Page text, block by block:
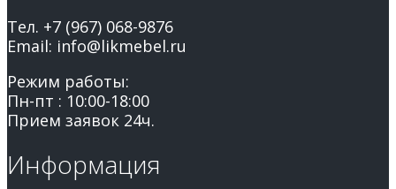
Тел. +7 (967) 068-9876
Email: info@likmebel.ru
Режим работы:
Пн-пт : 10:00-18:00
Прием заявок 24ч.
Информация